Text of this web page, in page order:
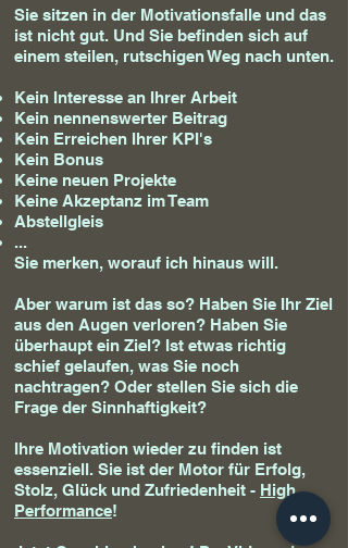
Sie sitzen in der Motivationsfalle und das
ist nicht gut. Und Sie befinden sich auf
einem steilen, rutschigen Weg nach unten.
Kein Interesse an Ihrer Arbeit
Kein nennenswerter Beitrag
Kein Erreichen Ihrer KPI's
Kein Bonus
Keine neuen Projekte
Keine Akzeptanz im Team
Abstellgleis
...
Sie merken, worauf ich hinaus will.
Aber warum ist das so? Haben Sie Ihr Ziel
aus den Augen verloren? Haben Sie
überhaupt ein Ziel? Ist etwas richtig
schief gelaufen, was Sie noch
nachtragen? Oder stellen Sie sich die
Frage der Sinnhaftigkeit?
Ihre Motivation wieder zu finden ist
essenziell. Sie ist der Motor für Erfolg,
Stolz, Glück und Zufriedenheit - High
Performance!